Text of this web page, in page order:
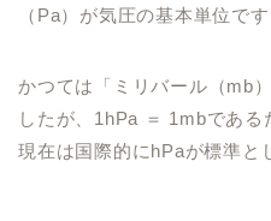
（Pa）が気圧の基本単位です
かつては「ミリバール（mb
したが、1hPa ＝ 1mbである
現在は国際的にhPaが標準と